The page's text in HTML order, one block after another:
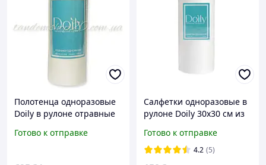
Полотенца одноразовые
Doily в рулоне отравные
плотность 40г/м2 (100 шт/
Готово к отправке
Салфетки одноразовые в
рулоне Doily 30х30 см из
шт/рул) гладкая
Готово к отправке
4.2 (5)